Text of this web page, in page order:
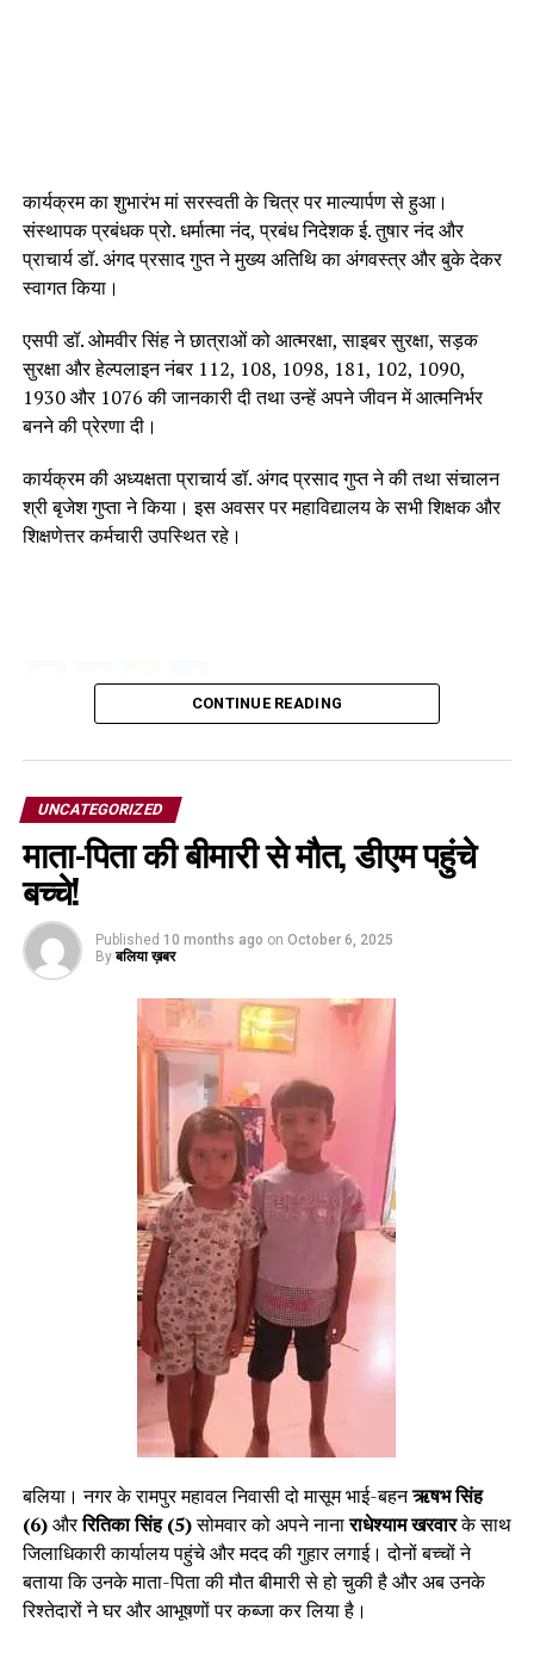
कार्यक्रम का शुभारंभ मां सरस्वती के चित्र पर माल्यार्पण से हुआ।
संस्थापक प्रबंधक प्रो. धर्मात्मा नंद, प्रबंध निदेशक ई. तुषार नंद और
प्राचार्य डॉ. अंगद प्रसाद गुप्त ने मुख्य अतिथि का अंगवस्त्र और बुके देकर
स्वागत किया।
एसपी डॉ. ओमवीर सिंह ने छात्राओं को आत्मरक्षा, साइबर सुरक्षा, सड़क
सुरक्षा और हेल्पलाइन नंबर 112, 108, 1098, 181, 102, 1090,
1930 और 1076 की जानकारी दी तथा उन्हें अपने जीवन में आत्मनिर्भर
बनने की प्रेरणा दी।
कार्यक्रम की अध्यक्षता प्राचार्य डॉ. अंगद प्रसाद गुप्त ने की तथा संचालन
श्री बृजेश गुप्ता ने किया। इस अवसर पर महाविद्यालय के सभी शिक्षक और
शिक्षणेत्तर कर्मचारी उपस्थित रहे।
Facebook
Twitter
WhatsApp
Share
CONTINUE READING
UNCATEGORIZED
माता-पिता की बीमारी से मौत, डीएम पहुंचे
बच्चे!
Published 10 months ago on October 6, 2025
By बलिया ख़बर
बलिया। नगर के रामपुर महावल निवासी दो मासूम भाई-बहनऋषभ सिंह
(6)औररितिका सिंह (5)सोमवार को अपने नानाराधेश्याम खरवारके साथ
जिलाधिकारी कार्यालय पहुंचे और मदद की गुहार लगाई। दोनों बच्चों ने
बताया कि उनके माता-पिता की मौत बीमारी से हो चुकी है और अब उनके
रिश्तेदारों ने घर और आभूषणों पर कब्जा कर लिया है।